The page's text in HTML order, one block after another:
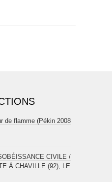
de flamme (Pékin 2008
CIVILE /
À CHAVILLE (92), LE